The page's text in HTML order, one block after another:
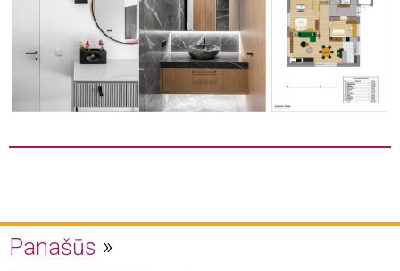
Panašūs